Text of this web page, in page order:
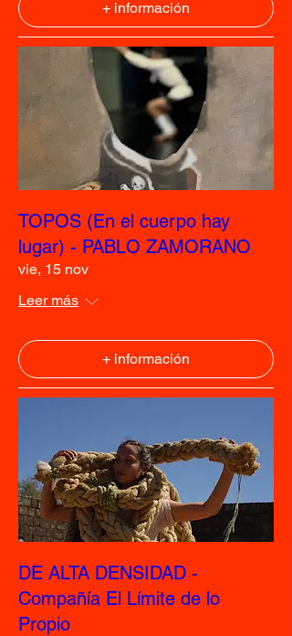
+ información
TOPOS (En el cuerpo hay
lugar) - PABLO ZAMORANO
vie, 15 nov
Leer más
+ información
DE ALTA DENSIDAD -
Compañía El Límite de lo
Propio